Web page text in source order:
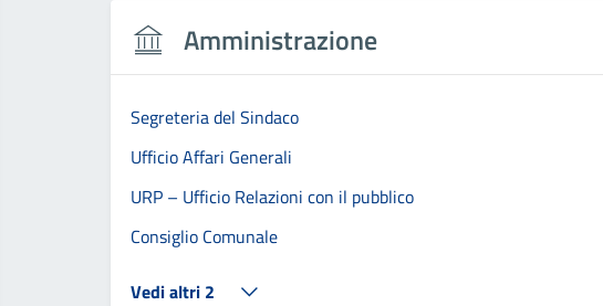
Amministrazione
Segreteria del Sindaco
Ufficio Affari Generali
URP – Ufficio Relazioni con il pubblico
Consiglio Comunale
Vedi altri 2